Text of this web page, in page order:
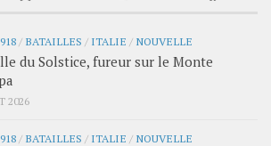
/ BATAILLES / ITALIE / NOUVELLE
du Solstice, fureur sur le Monte
2026
/ BATAILLES / ITALIE / NOUVELLE